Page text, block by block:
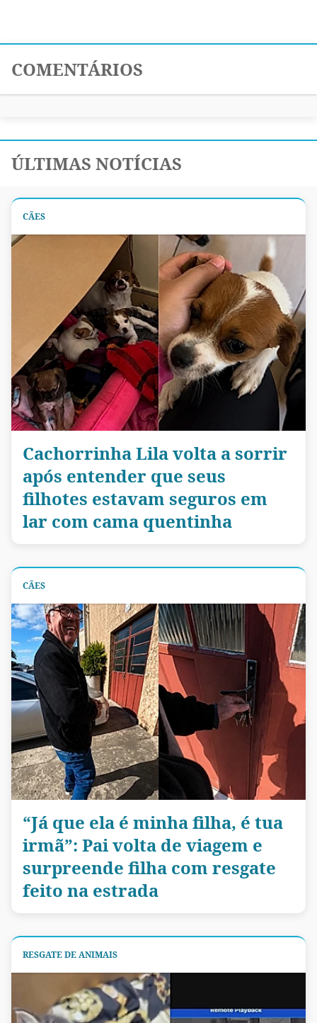
COMENTÁRIOS
ÚLTIMAS NOTÍCIAS
CÃES
Cachorrinha Lila volta a sorrir
após entender que seus
filhotes estavam seguros em
lar com cama quentinha
CÃES
“Já que ela é minha filha, é tua
irmã”: Pai volta de viagem e
surpreende filha com resgate
feito na estrada
RESGATE DE ANIMAIS